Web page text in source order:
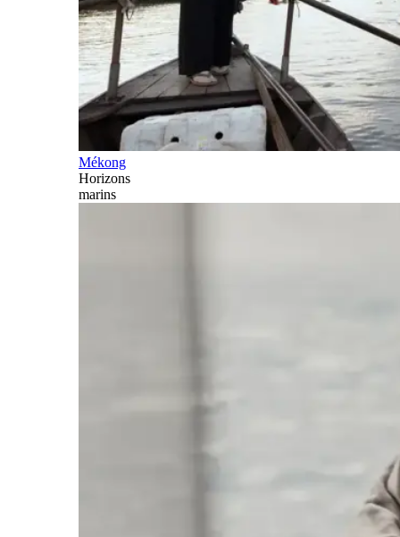
Mékong
Horizons
marins